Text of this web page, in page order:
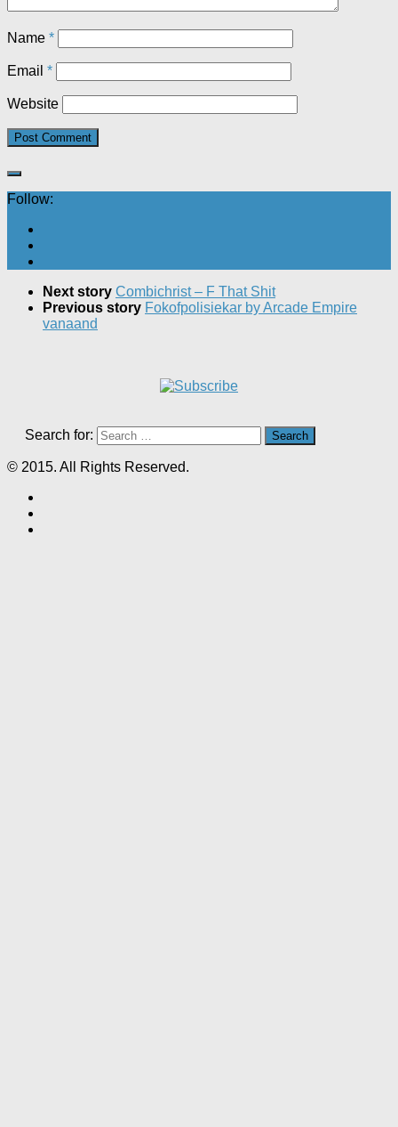
Name *
Email *
Website
Follow:
Next story Combichrist – F That Shit
Previous story Fokofpolisiekar by Arcade Empire
vanaand
Search for:
© 2015. All Rights Reserved.